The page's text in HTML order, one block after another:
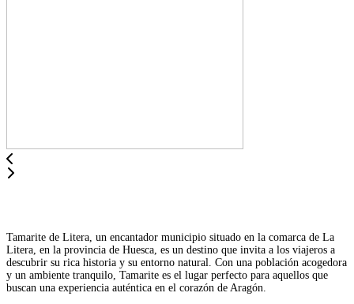
Tamarite de Litera, un encantador municipio situado en la comarca de La
Litera, en la provincia de Huesca, es un destino que invita a los viajeros a
descubrir su rica historia y su entorno natural. Con una población acogedora
y un ambiente tranquilo, Tamarite es el lugar perfecto para aquellos que
buscan una experiencia auténtica en el corazón de Aragón.